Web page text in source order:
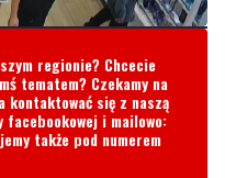
regionie? Chcecie
tematem? Czekamy na
kontaktować się z naszą
i mailowo:
także pod numerem